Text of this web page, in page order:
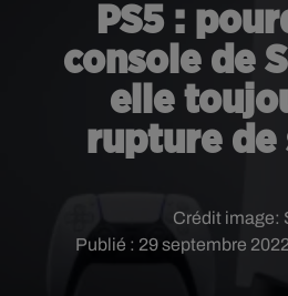
PS5 :
console de
elle
rupture de
Publié : 29 septembre
Crédit image: